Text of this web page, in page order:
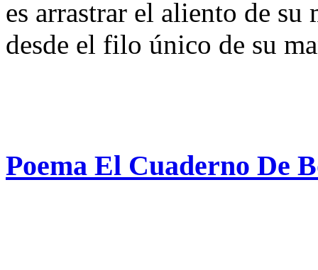
es arrastrar el aliento de su
desde el filo único de su
Poema El Cuaderno De